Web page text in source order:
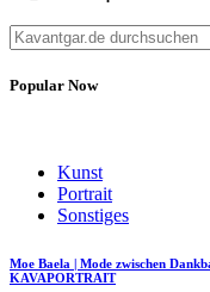
Popular Now
Kunst
Portrait
Sonstiges
Moe Baela | Mode zwischen
KAVAPORTRAIT